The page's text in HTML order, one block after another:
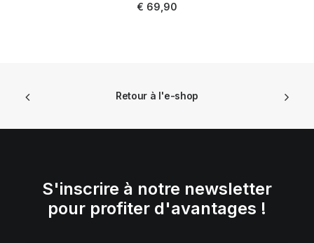
€ 69,90
Retour à l'e-shop
S'inscrire à notre newsletter
pour profiter d'avantages !